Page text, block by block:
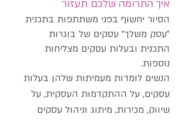
איך התרומה שלכם תעזור
הסיור יחשוף בפני משתתפות בתכנית
"עסק משלך" עסקים של בוגרות
התכנית ובעלות עסקים מצליחות
נוספות.
הנשים לומדות מעמיתות שלהן בעלות
עסקים, על ההתקדמות העסקית, על
שיווק, מכירות, מיתוג וניהול עסקים